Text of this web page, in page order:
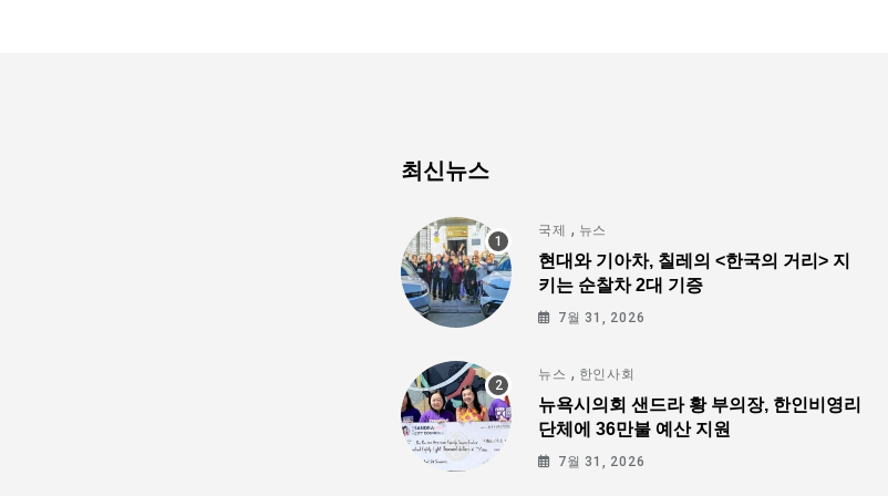
최신뉴스
국제 , 뉴스
현대와 기아차, 칠레의 <한국의 거리> 지
키는 순찰차 2대 기증
7월 31, 2026
뉴스 , 한인사회
뉴욕시의회 샌드라 황 부의장, 한인비영리
단체에 36만불 예산 지원
7월 31, 2026